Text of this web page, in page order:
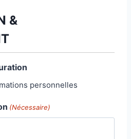
&
personnelles
(Nécessaire)